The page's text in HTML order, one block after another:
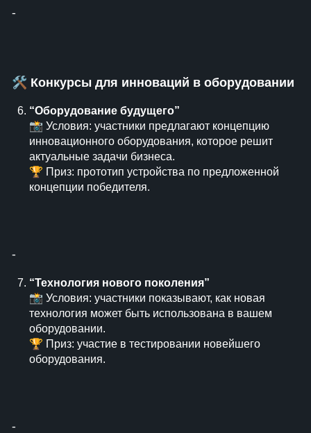
⁃
🛠 Конкурсы для инноваций в оборудовании
“Оборудование будущего”
📸 Условия: участники предлагают концепцию
инновационного оборудования, которое решит
актуальные задачи бизнеса.
🏆 Приз: прототип устройства по предложенной
концепции победителя.
⁃
“Технология нового поколения”
📸 Условия: участники показывают, как новая
технология может быть использована в вашем
оборудовании.
🏆 Приз: участие в тестировании новейшего
оборудования.
⁃